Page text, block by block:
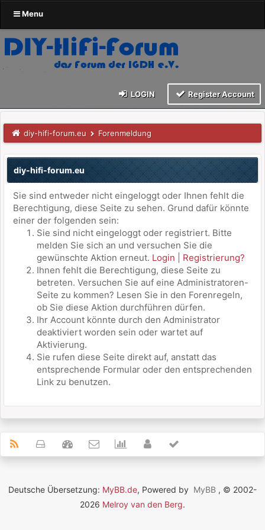
Menu
LOGIN Register Account
diy-hifi-forum.eu Forenmeldung
diy-hifi-forum.eu
Sie sind entweder nicht eingeloggt oder Ihnen fehlt die
Berechtigung, diese Seite zu sehen. Grund dafür könnte
einer der folgenden sein:
Sie sind nicht eingeloggt oder registriert. Bitte
melden Sie sich an und versuchen Sie die
gewünschte Aktion erneut. Login
Registrierung?
Ihnen fehlt die Berechtigung, diese Seite zu
betreten. Versuchen Sie auf eine Administratoren-
Seite zu kommen? Lesen Sie in den Forenregeln,
ob Sie diese Aktion durchführen dürfen.
Ihr Account könnte durch den Administrator
deaktiviert worden sein oder wartet auf
Aktivierung.
Sie rufen diese Seite direkt auf, anstatt das
entsprechende Formular oder den entsprechenden
Link zu benutzen.
Deutsche Übersetzung: MyBB.de, Powered by MyBB , © 2002-
2026 Melroy van den Berg.